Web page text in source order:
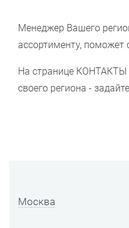
Менеджер Вашего
ассортименту, поможет
На странице КОНТАКТЫ
своего региона -
Москва